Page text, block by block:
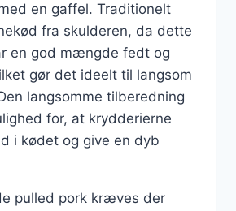
en gaffel. Traditionelt
fra skulderen, da dette
en god mængde fedt og
gør det ideelt til langsom
langsomme tilberedning
for, at krydderierne
i kødet og give en dyb
pulled pork kræves der